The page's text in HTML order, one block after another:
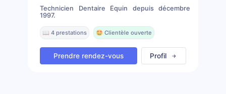
Technicien Dentaire Équin depuis décembre
1997.
📖 4 prestations 🤩 Clientèle ouverte
Prendre rendez-vous Profil